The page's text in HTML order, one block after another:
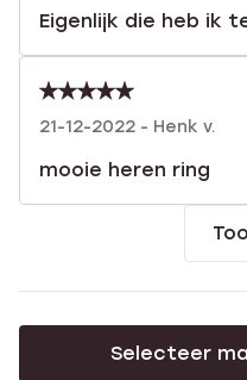
Eigenlijk die heb ik
21-12-2022 - Henk v.
mooie heren ring
Selecteer